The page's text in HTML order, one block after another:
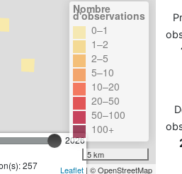
2026
257
Nombre
d'observations
0–1
1–2
2–5
5–10
10–20
20–50
50–100
100+
5 km
Leaflet| © OpenStreetMap